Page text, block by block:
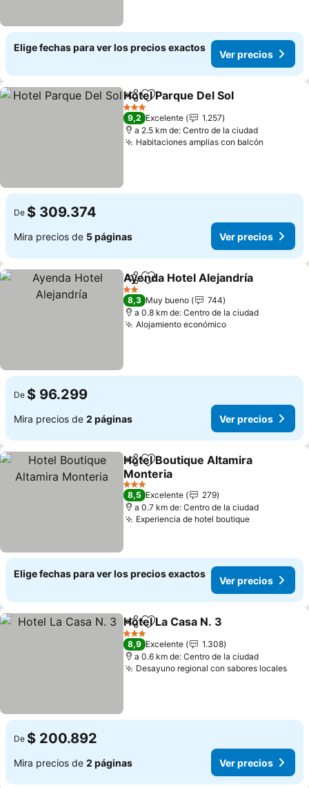
Elige fechas para ver los precios exactos
Ver precios
CompartirAgregar a favoritos
Hotel Parque Del Sol
3 Estrellas
9,2 Excelente
1.257
a 2.5 km de: Centro de la ciudad
Habitaciones amplias con balcón
De $ 309.374
Mira precios de 5 páginas Ver precios
CompartirAgregar a favoritos
Ayenda Hotel Alejandría
2 Estrellas
8,3 Muy bueno
744
a 0.8 km de: Centro de la ciudad
Alojamiento económico
De $ 96.299
Mira precios de 2 páginas Ver precios
CompartirAgregar a favoritos
Hotel Boutique Altamira
Monteria
3 Estrellas
8,5 Excelente
279
a 0.7 km de: Centro de la ciudad
Experiencia de hotel boutique
Elige fechas para ver los precios exactos
Ver precios
CompartirAgregar a favoritos
Hotel La Casa N. 3
3 Estrellas
8,9 Excelente
1.308
a 0.6 km de: Centro de la ciudad
Desayuno regional con sabores locales
De $ 200.892
Mira precios de 2 páginas Ver precios